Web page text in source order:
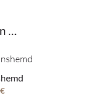
…
€